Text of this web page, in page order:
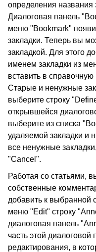
определения названия
Диалоговая панель
меню "Bookmark"
закладки. Теперь вы
закладкой. Для этого
именем закладки из
вставить в справочную
Старые и ненужные
выберите строку
открывшейся
выберите из списка
удаляемой закладки и
все ненужные
"Cancel".
Работая со статьями,
собственные
добавить к выбранной
меню "Edit" строку
диалоговая панель
часть этой
редактирования, в